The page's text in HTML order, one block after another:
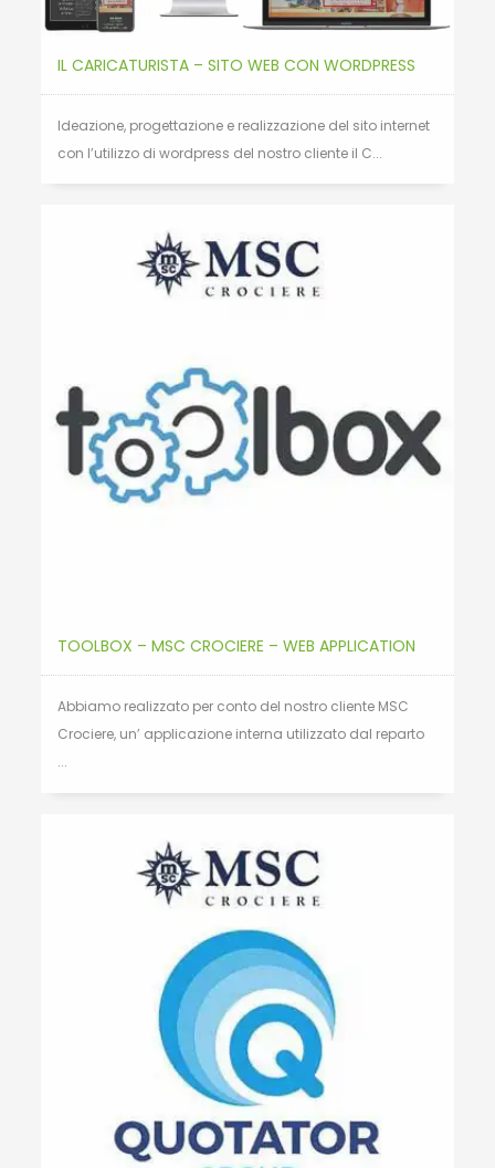
IL CARICATURISTA – SITO WEB CON WORDPRESS
Ideazione, progettazione e realizzazione del sito internet
con l’utilizzo di wordpress del nostro cliente il C...
TOOLBOX – MSC CROCIERE – WEB APPLICATION
Abbiamo realizzato per conto del nostro cliente MSC
Crociere, un’ applicazione interna utilizzato dal reparto
...